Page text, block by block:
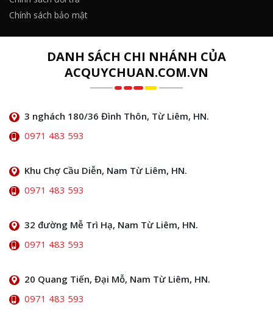
Chính sách bảo mật
DANH SÁCH CHI NHÁNH CỦA
ACQUYCHUAN.COM.VN
3 nghách 180/36 Đình Thôn, Từ Liêm, HN.
0971 483 593
Khu Chợ Cầu Diễn, Nam Từ Liêm, HN.
0971 483 593
32 đường Mễ Trì Hạ, Nam Từ Liêm, HN.
0971 483 593
20 Quang Tiến, Đại Mỗ, Nam Từ Liêm, HN.
0971 483 593